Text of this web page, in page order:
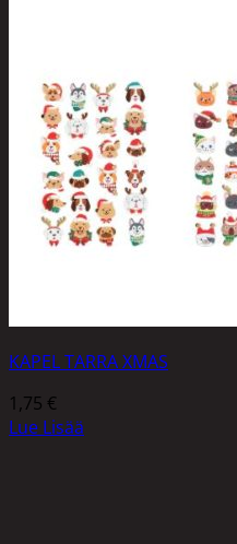
KAPEL TARRA XMAS
1,75 €
Lue Lisää